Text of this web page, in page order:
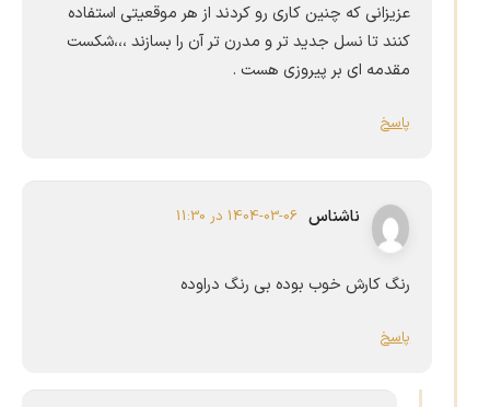
عزیزانی که چنین کاری رو کردند از هر موقعیتی استفاده
کنند تا نسل جدید تر و مدرن تر آن را بسازند ،،،شکست
مقدمه ای بر پیروزی هست .
پاسخ
ناشناس 1404-03-06 در 11:30
رنگ کارش خوب بوده بی رنگ دراوده
پاسخ